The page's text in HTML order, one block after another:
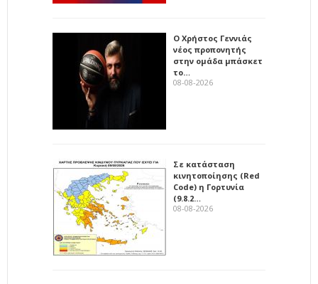
Ο Χρήστος Γεννιάς
νέος προπονητής
στην ομάδα μπάσκετ
το…
08-08-2026
Σε κατάσταση
κινητοποίησης (Red
Code) η Γορτυνία
(9.8.2…
08-08-2026